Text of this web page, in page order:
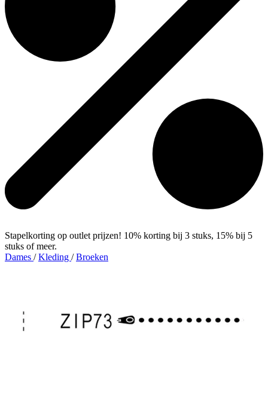
Stapelkorting op outlet prijzen! 10% korting bij 3 stuks, 15% bij 5
stuks of meer.
Dames / Kleding / Broeken